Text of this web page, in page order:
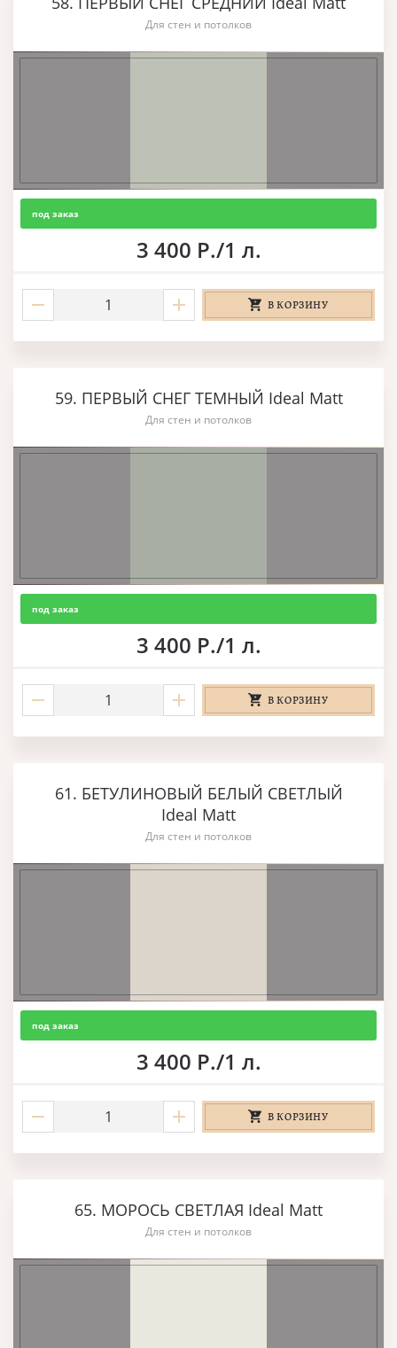
Для стен и потолков
под заказ
3 400 Р./1 л.
В КОРЗИНУ
59. ПЕРВЫЙ СНЕГ ТЕМНЫЙ Ideal Matt
Для стен и потолков
под заказ
3 400 Р./1 л.
В КОРЗИНУ
61. БЕТУЛИНОВЫЙ БЕЛЫЙ СВЕТЛЫЙ
Ideal Matt
Для стен и потолков
под заказ
3 400 Р./1 л.
В КОРЗИНУ
65. МОРОСЬ СВЕТЛАЯ Ideal Matt
Для стен и потолков